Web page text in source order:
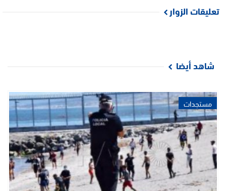
تعليقات الزوار
شاهد أيضا
مستجدات